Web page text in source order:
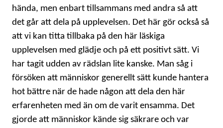
hända, men enbart tillsammans med andra så att
det går att dela på upplevelsen. Det här gör också så
att vi kan titta tillbaka på den här läskiga
upplevelsen med glädje och på ett positivt sätt. Vi
har tagit udden av rädslan lite kanske. Man såg i
försöken att människor generellt sätt kunde hantera
hot bättre när de hade någon att dela den här
erfarenheten med än om de varit ensamma. Det
gjorde att människor kände sig säkrare och var